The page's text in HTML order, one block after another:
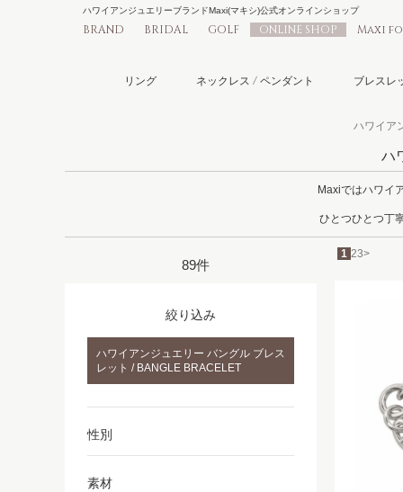
BRAND BRIDAL GOLF ONLINE SHOP Maxi
ハワイアンジュエリーブランドMaxi(マキシ)公式オンラインショップ
リング ネックレス / ペンダント ブレスレ
ハワイア
ハ
Maxiではハワイ
ひとつひとつ丁
1 23>
89件
絞り込み
ハワイアンジュエリー バングル ブレス
レット / BANGLE BRACELET
性別
素材